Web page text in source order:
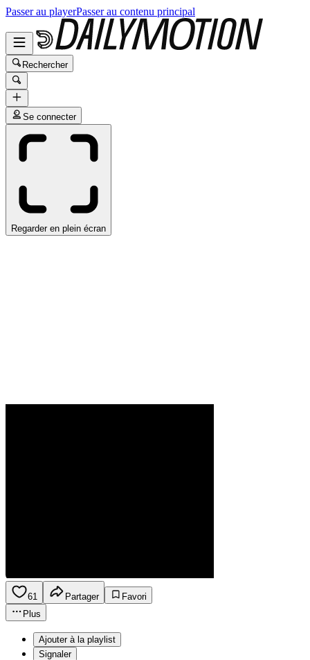
Passer au playerPasser au contenu principal
Rechercher
Se connecter
Regarder en plein écran
61 Partager
Favori
Plus
Ajouter à la playlist
Signaler